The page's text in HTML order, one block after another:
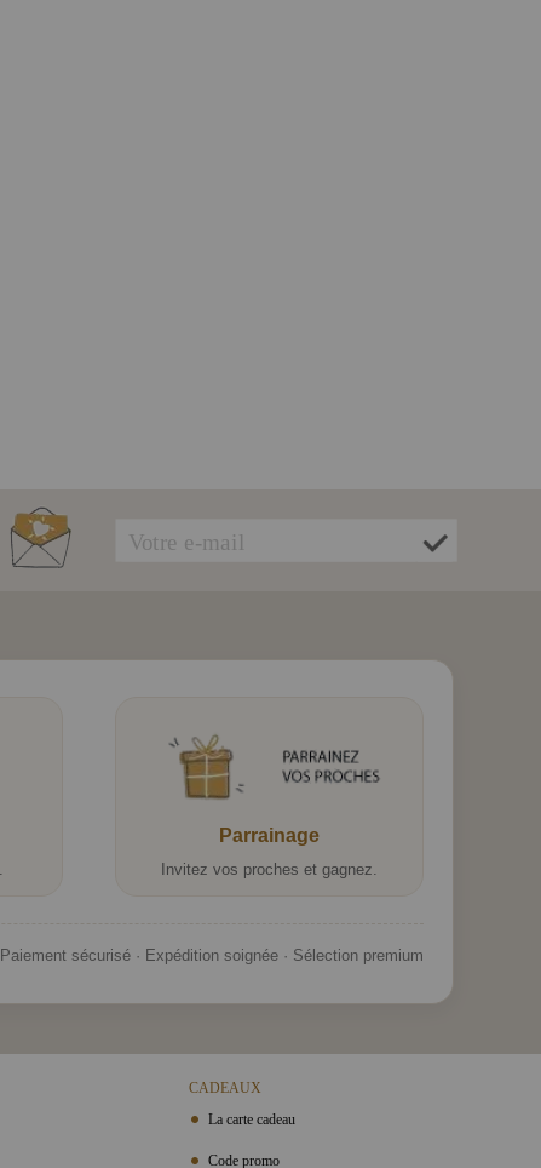
Parrainage
Invitez vos proches et gagnez.
Paiement sécurisé · Expédition soignée · Sélection premium
CADEAUX
La carte cadeau
Code promo